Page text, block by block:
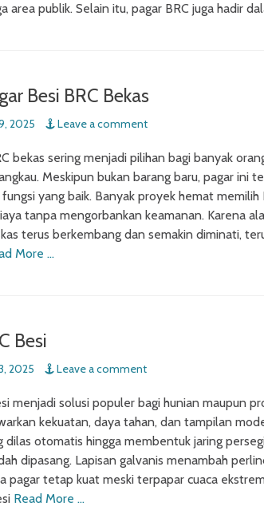
area publik. Selain itu, pagar BRC juga hadir
Besi BRC Bekas
2025 Leave a comment
bekas sering menjadi pilihan bagi banyak
Meskipun bukan barang baru, pagar ini
yang baik. Banyak proyek hemat memilih
tanpa mengorbankan keamanan. Karena
terus berkembang dan semakin diminati,
More …
Besi
2025 Leave a comment
menjadi solusi populer bagi hunian maupun
kekuatan, daya tahan, dan tampilan
dilas otomatis hingga membentuk jaring
dipasang. Lapisan galvanis menambah
pagar tetap kuat meski terpapar cuaca
Read More …